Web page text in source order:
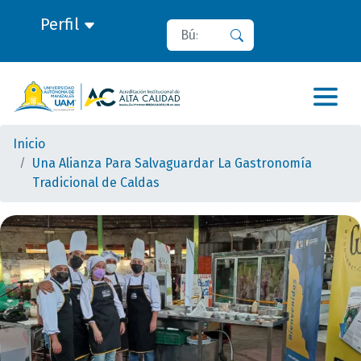
Perfil Buscar
Inicio
Una Alianza Para Salvaguardar La Gastronomía
Tradicional de Caldas